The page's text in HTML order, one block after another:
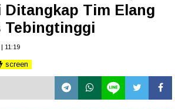
Ditangkap Tim Elang
Tebingtinggi
11:19
screen